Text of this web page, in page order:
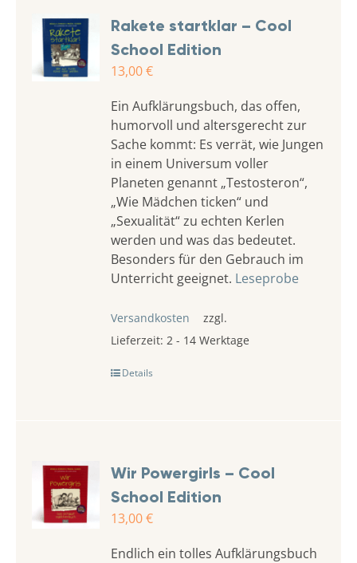
Rakete startklar – Cool
School Edition
13,00€
Ein Aufklärungsbuch, das offen,
humorvoll und altersgerecht zur
Sache kommt: Es verrät, wie Jungen
in einem Universum voller
Planeten genannt „Testosteron“,
„Wie Mädchen ticken“ und
„Sexualität“ zu echten Kerlen
werden und was das bedeutet.
Besonders für den Gebrauch im
Unterricht geeignet. Leseprobe
zzgl.
Versandkosten
Lieferzeit:2 - 14 Werktage
Details
Wir Powergirls – Cool
School Edition
13,00€
Endlich ein tolles Aufklärungsbuch